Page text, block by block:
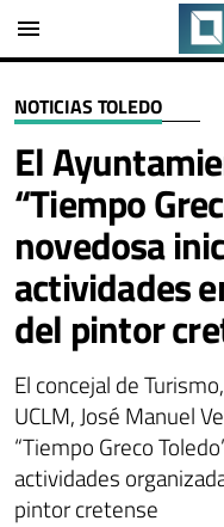
menu
NOTICIAS TOLEDO
El
“Tiempo
novedosa
actividades
del pintor
El concejal de
UCLM, José Manuel
“Tiempo Greco
actividades
pintor cretense